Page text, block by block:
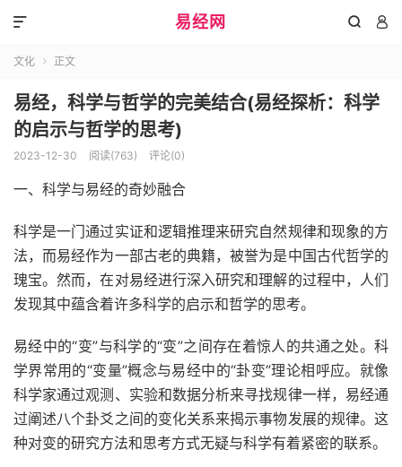
易经网  

文化  正文
易经，科学与哲学的完美结合(易经探析：科学
的启示与哲学的思考)
2023-12-30 阅读(763) 评论(0)
一、科学与易经的奇妙融合
科学是一门通过实证和逻辑推理来研究自然规律和现象的方
法，而易经作为一部古老的典籍，被誉为是中国古代哲学的
瑰宝。然而，在对易经进行深入研究和理解的过程中，人们
发现其中蕴含着许多科学的启示和哲学的思考。
易经中的“变”与科学的“变”之间存在着惊人的共通之处。科
学界常用的“变量”概念与易经中的“卦变”理论相呼应。就像
科学家通过观测、实验和数据分析来寻找规律一样，易经通
过阐述八个卦爻之间的变化关系来揭示事物发展的规律。这
种对变的研究方法和思考方式无疑与科学有着紧密的联系。